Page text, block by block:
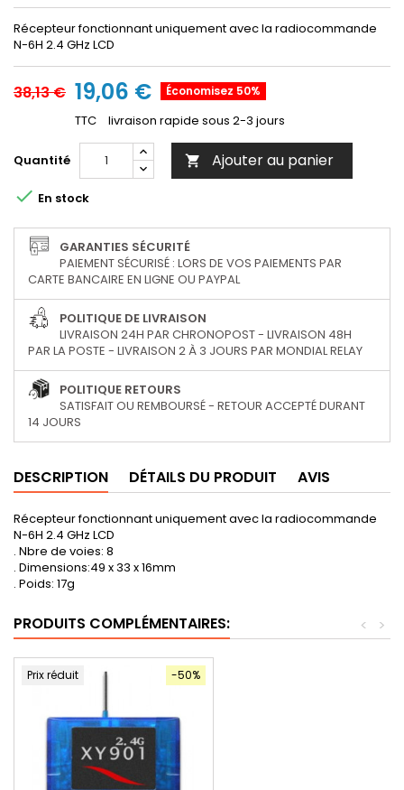
Récepteur fonctionnant uniquement avec la radiocommande
N-6H 2.4 GHz LCD
38,13 € 19,06 € Économisez 50%
TTC livraison rapide sous 2-3 jours
Quantité  Ajouter au panier
 En stock
GARANTIES SÉCURITÉ
PAIEMENT SÉCURISÉ : LORS DE VOS PAIEMENTS PAR
CARTE BANCAIRE EN LIGNE OU PAYPAL
POLITIQUE DE LIVRAISON
LIVRAISON 24H PAR CHRONOPOST - LIVRAISON 48H
PAR LA POSTE - LIVRAISON 2 À 3 JOURS PAR MONDIAL RELAY
POLITIQUE RETOURS
SATISFAIT OU REMBOURSÉ - RETOUR ACCEPTÉ DURANT
14 JOURS
DESCRIPTION DÉTAILS DU PRODUIT AVIS
Récepteur fonctionnant uniquement avec la radiocommande
N-6H 2.4 GHz LCD
. Nbre de voies: 8
. Dimensions:49 x 33 x 16mm
. Poids: 17g
PRODUITS COMPLÉMENTAIRES: >
<
-50%
Prix réduit